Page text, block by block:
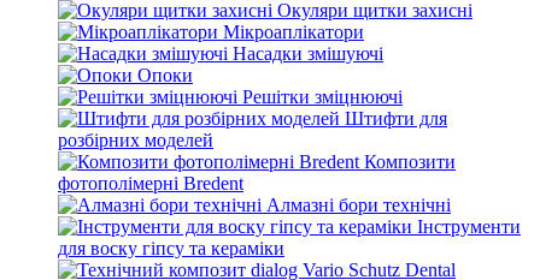
Окуляри щитки захисні
Мікроаплікатори
Насадки змішуючі
Опоки
Решітки зміцнюючі
Штифти для
розбірних моделей
Композити
фотополімерні Bredent
Алмазні бори технічні
Інструменти
для воску гіпсу та кераміки